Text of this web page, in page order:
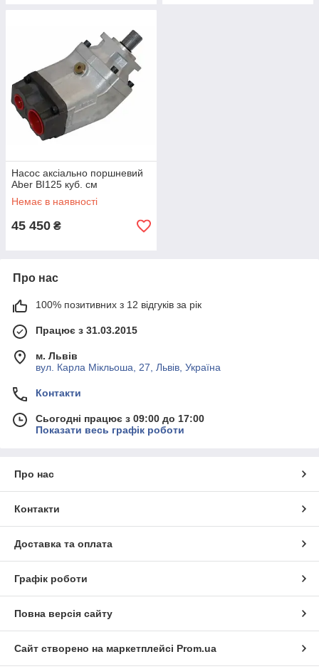
Насос аксіально поршневий
Aber BI125 куб. см
Немає в наявності
45 450 ₴
Про нас
100% позитивних з 12 відгуків за рік
Працює з 31.03.2015
м. Львів
вул. Карла Мікльоша, 27, Львів, Україна
Контакти
Сьогодні працює з 09:00 до 17:00
Показати весь графік роботи
Про нас
Контакти
Доставка та оплата
Графік роботи
Повна версія сайту
Сайт створено на маркетплейсі Prom.ua